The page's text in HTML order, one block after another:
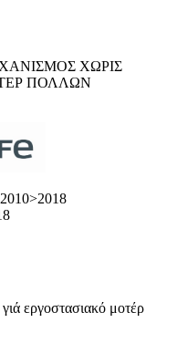
ΧΩΡΙΣ
ΠΟΛΛΩΝ
εργοστασιακό μοτέρ